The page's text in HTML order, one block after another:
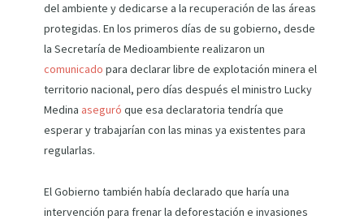
del ambiente y dedicarse a la recuperación de las áreas
protegidas. En los primeros días de su gobierno, desde
la Secretaría de Medioambiente realizaron un
comunicado para declarar libre de explotación minera el
territorio nacional, pero días después el ministro Lucky
Medina aseguró que esa declaratoria tendría que
esperar y trabajarían con las minas ya existentes para
regularlas.
El Gobierno también había declarado que haría una
intervención para frenar la deforestación e invasiones